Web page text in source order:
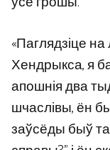
«Паглядзіце
Хендрыкса, я
апошнія два
шчаслівы, ён
заўсёды быў